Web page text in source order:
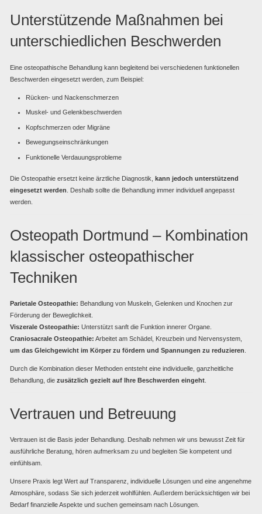
Unterstützende Maßnahmen bei
unterschiedlichen Beschwerden
Eine osteopathische Behandlung kann begleitend bei verschiedenen funktionellen
Beschwerden eingesetzt werden, zum Beispiel:
Rücken- und Nackenschmerzen
Muskel- und Gelenkbeschwerden
Kopfschmerzen oder Migräne
Bewegungseinschränkungen
Funktionelle Verdauungsprobleme
Die Osteopathie ersetzt keine ärztliche Diagnostik, kann jedoch unterstützend
eingesetzt werden . Deshalb sollte die Behandlung immer individuell angepasst
werden.
Osteopath Dortmund – Kombination
klassischer osteopathischer
Techniken
Parietale Osteopathie: Behandlung von Muskeln, Gelenken und Knochen zur
Förderung der Beweglichkeit.
Viszerale Osteopathie: Unterstützt sanft die Funktion innerer Organe.
Craniosacrale Osteopathie: Arbeitet am Schädel, Kreuzbein und Nervensystem,
um das Gleichgewicht im Körper zu fördern und Spannungen zu reduzieren
Durch die Kombination dieser Methoden entsteht eine individuelle, ganzheitliche
Behandlung, die zusätzlich gezielt auf Ihre Beschwerden eingeht.
Vertrauen und Betreuung
Vertrauen ist die Basis jeder Behandlung. Deshalb nehmen wir uns bewusst Zeit für
ausführliche Beratung, hören aufmerksam zu und begleiten Sie kompetent und
einfühlsam.
Unsere Praxis legt Wert auf Transparenz, individuelle Lösungen und eine angenehme
Atmosphäre, sodass Sie sich jederzeit wohlfühlen. Außerdem berücksichtigen wir bei
Bedarf finanzielle Aspekte und suchen gemeinsam nach Lösungen.